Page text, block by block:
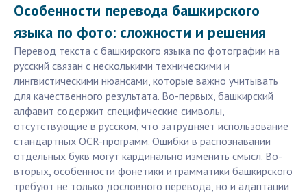
Особенности перевода башкирского
языка по фото: сложности и решения
Перевод текста с башкирского языка по фотографии на
русский связан с несколькими техническими и
лингвистическими нюансами, которые важно учитывать
для качественного результата. Во-первых, башкирский
алфавит содержит специфические символы,
отсутствующие в русском, что затрудняет использование
стандартных OCR-программ. Ошибки в распознавании
отдельных букв могут кардинально изменить смысл. Во-
вторых, особенности фонетики и грамматики башкирского
требуют не только дословного перевода, но и адаптации